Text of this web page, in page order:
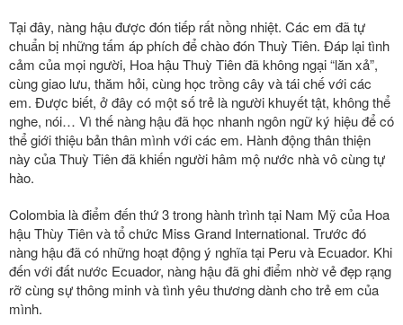
Tại đây, nàng hậu được đón tiếp rất nồng nhiệt. Các em đã tự
chuẩn bị những tấm áp phích để chào đón Thuỳ Tiên. Đáp lại tình
cảm của mọi người, Hoa hậu Thuỳ Tiên đã không ngại “lăn xả”,
cùng giao lưu, thăm hỏi, cùng học trồng cây và tái chế với các
em. Được biết, ở đây có một số trẻ là người khuyết tật, không thể
nghe, nói… Vì thế nàng hậu đã học nhanh ngôn ngữ ký hiệu để có
thể giới thiệu bản thân mình với các em. Hành động thân thiện
này của Thuỳ Tiên đã khiến người hâm mộ nước nhà vô cùng tự
hào.
Colombia là điểm đến thứ 3 trong hành trình tại Nam Mỹ của Hoa
hậu Thùy Tiên và tổ chức Miss Grand International. Trước đó
nàng hậu đã có những hoạt động ý nghĩa tại Peru và Ecuador. Khi
đến với đất nước Ecuador, nàng hậu đã ghi điểm nhờ vẻ đẹp rạng
rỡ cùng sự thông minh và tình yêu thương dành cho trẻ em của
mình.